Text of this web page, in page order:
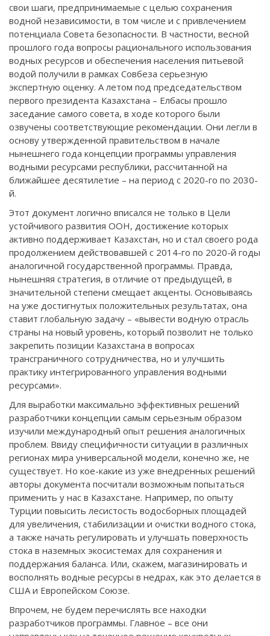
свои шаги, предпринимаемые с целью сохранения
водной независимости, в том числе и с привлечением
потенциала Совета безопасности. В частности, весной
прошлого года вопросы рационального использования
водных ресурсов и обеспечения населения питьевой
водой получили в рамках Совбеза серьезную
экспертную оценку. А летом под председательством
первого президента Казахстана – Елбасы прошло
заседание самого совета, в ходе которого были
озвучены соответствующие рекомендации. Они легли в
основу утвержденной правительством в начале
нынешнего года концепции программы управления
водными ресурсами республики, рассчитанной на
ближайшее десятилетие – на период с 2020-го по 2030-
й.
Этот документ логично вписался не только в Цели
устойчивого развития ООН, достижение которых
активно поддерживает Казахстан, но и стал своего рода
продолжением действовавшей с 2014-го по 2020-й годы
аналогичной государственной программы. Правда,
нынешняя стратегия, в отличие от предыдущей, в
значительной степени смещает акценты. Основываясь
на уже достигнутых положительных результатах, она
ставит глобальную задачу – «вывести водную отрасль
страны на новый уровень, который позволит не только
закрепить позиции Казахстана в вопросах
трансграничного сотрудничества, но и улучшить
практику интегрированного управления водными
ресурсами».
Для выработки максимально эффективных решений
разработчики концепции самым серьезным образом
изучили международный опыт решения аналогичных
проблем. Ввиду специфичности ситуации в различных
регионах мира универсальной модели, конечно же, не
существует. Но кое-какие из уже внедренных решений
авторы документа посчитали возможным попытаться
применить у нас в Казахстане. Например, по опыту
Турции повысить лесистость водосборных площадей
для увеличения, стабилизации и очистки водного стока,
а также начать регулировать и улучшать поверхность
стока в наземных экосистемах для сохранения и
поддержания баланса. Или, скажем, магазинировать и
восполнять водные ресурсы в недрах, как это делается в
США и Европейском Союзе.
Впрочем, не будем перечислять все находки
разработчиков программы. Главное – все они